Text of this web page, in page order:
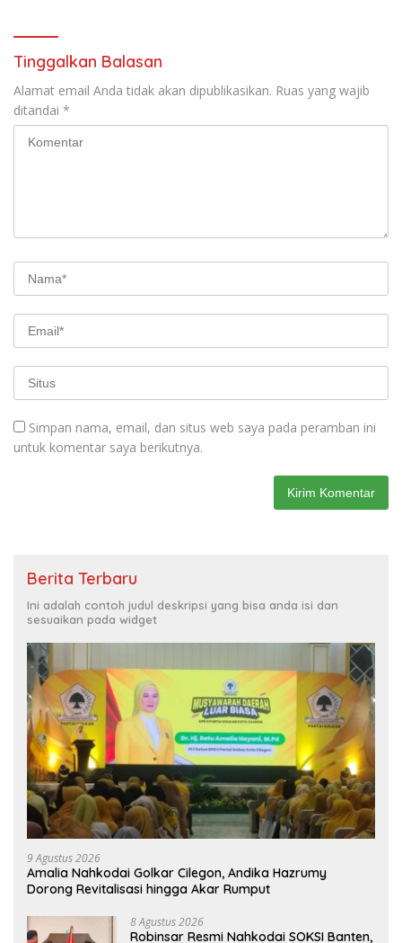
Tinggalkan Balasan
Alamat email Anda tidak akan dipublikasikan. Ruas yang wajib
ditandai *
Simpan nama, email, dan situs web saya pada peramban ini
untuk komentar saya berikutnya.
Berita Terbaru
Ini adalah contoh judul deskripsi yang bisa anda isi dan
sesuaikan pada widget
9 Agustus 2026
Amalia Nahkodai Golkar Cilegon, Andika Hazrumy
Dorong Revitalisasi hingga Akar Rumput
8 Agustus 2026
Robinsar Resmi Nahkodai SOKSI Banten,